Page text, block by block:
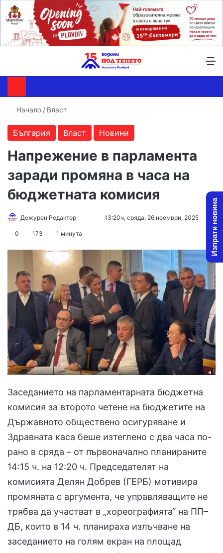
Начало / Власт
България Власт Новини
Напрежение в парламента
заради промяна в часа на
бюджетната комисия
Дежурен Редактор
Send13:20ч, сряда, 26 ноември, 2025
0 173 1 минута
Заседанието на парламентарната бюджетна
комисия за второто четене на бюджетите на
Държавното обществено осигуряване и
Здравната каса беше изтеглено с два часа по-
рано в сряда – от първоначално планираните
14:15 ч. на 12:20 ч. Председателят на
комисията Делян Добрев (ГЕРБ) мотивира
промяната с аргумента, че управляващите не
трябва да участват в „хореографията“ на ПП–
ДБ, които в 14 ч. планираха излъчване на
заседанието на голям екран на площад
Изпрати новина